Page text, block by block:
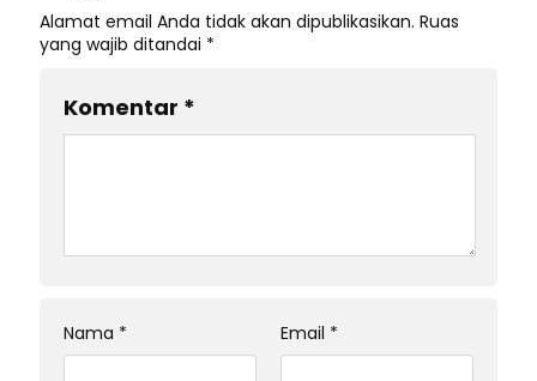
Alamat email Anda tidak akan dipublikasikan. Ruas
yang wajib ditandai *
Komentar *
Nama * Email *